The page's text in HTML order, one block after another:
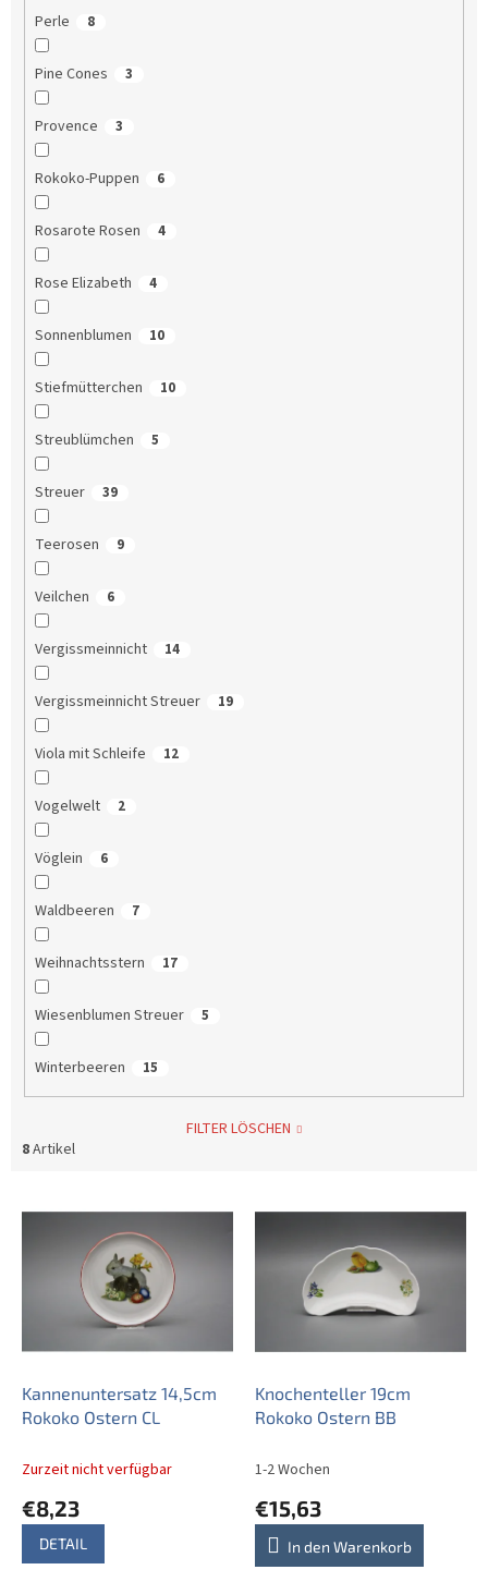
Perle 8
Pine Cones 3
Provence 3
Rokoko-Puppen 6
Rosarote Rosen 4
Rose Elizabeth 4
Sonnenblumen 10
Stiefmütterchen 10
Streublümchen 5
Streuer 39
Teerosen 9
Veilchen 6
Vergissmeinnicht 14
Vergissmeinnicht Streuer 19
Viola mit Schleife 12
Vogelwelt 2
Vöglein 6
Waldbeeren 7
Weihnachtsstern 17
Wiesenblumen Streuer 5
Winterbeeren 15
FILTER LÖSCHEN
8Artikel
Kannenuntersatz 14,5cm
Rokoko Ostern CL
Zurzeit nicht verfügbar
€8,23
DETAIL
Knochenteller 19cm
Rokoko Ostern BB
1-2 Wochen
€15,63
In den Warenkorb